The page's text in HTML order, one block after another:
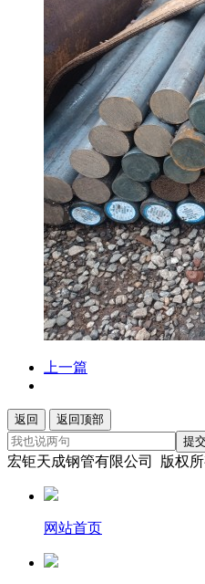
上一篇
返回
返回顶部
提
宏钜天成钢管有限公司 版权
网站首页